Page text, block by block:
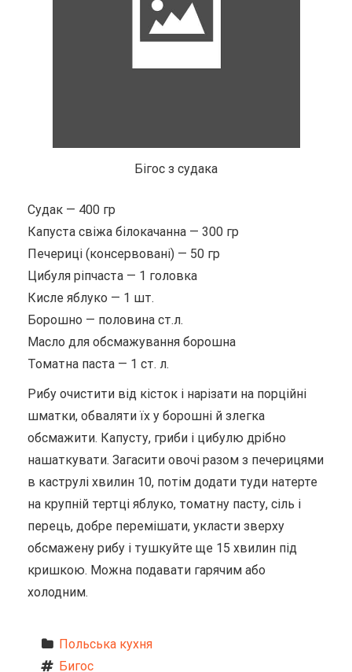
Бігос з судака
Судак — 400 гр
Капуста свіжа білокачанна — 300 гр
Печериці (консервовані) — 50 гр
Цибуля ріпчаста — 1 головка
Кисле яблуко — 1 шт.
Борошно — половина ст.л.
Масло для обсмажування борошна
Томатна паста — 1 ст. л.
Рибу очистити від кісток і нарізати на порційні
шматки, обваляти їх у борошні й злегка
обсмажити. Капусту, гриби і цибулю дрібно
нашаткувати. Загасити овочі разом з печерицями
в каструлі хвилин 10, потім додати туди натерте
на крупній тертці яблуко, томатну пасту, сіль і
перець, добре перемішати, укласти зверху
обсмажену рибу і тушкуйте ще 15 хвилин під
кришкою. Можна подавати гарячим або
холодним.
Польська кухня
Бигос